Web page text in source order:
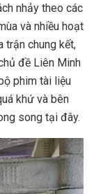
nhảy theo các
và nhiều hoạt
trận chung kết,
đề Liên Minh
phim tài liệu
khứ và bên
song tại đây.